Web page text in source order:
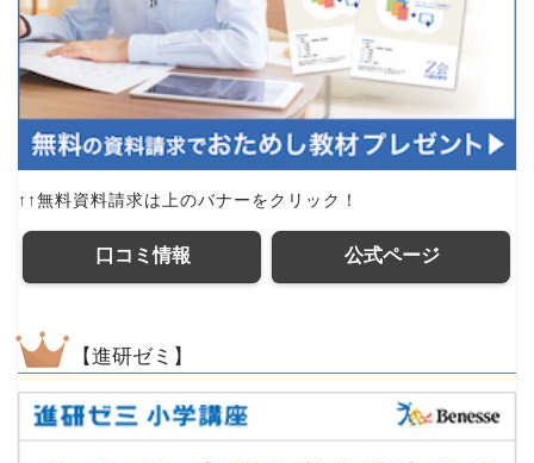
↑↑無料資料請求は上のバナーをクリック！
口コミ情報 公式ページ
【進研ゼミ】